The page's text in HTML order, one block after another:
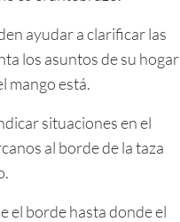
ayudar a clarificar las
los asuntos de su hogar
mango está.
situaciones en el
al borde de la taza
el borde hasta donde el